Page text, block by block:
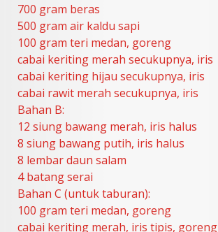
700 gram beras
500 gram air kaldu sapi
100 gram teri medan, goreng
cabai keriting merah secukupnya, iris
cabai keriting hijau secukupnya, iris
cabai rawit merah secukupnya, iris
Bahan B:
12 siung bawang merah, iris halus
8 siung bawang putih, iris halus
8 lembar daun salam
4 batang serai
Bahan C (untuk taburan):
100 gram teri medan, goreng
cabai keriting merah, iris tipis, goreng